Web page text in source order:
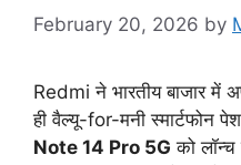
February 20, 2026 by
Redmi ने भारतीय बाजार में
ही वैल्यू-for-मनी स्मार्टफोन
Note 14 Pro 5G को